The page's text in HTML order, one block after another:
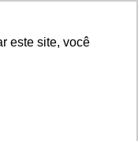
este site, você